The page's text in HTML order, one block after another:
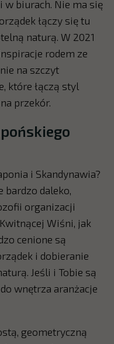
w biurach. Nie ma się
łączy się tu
naturą. W 2021
rodem ze
na szczyt
które łączą styl
przekór.
i Skandynawia?
bardzo daleko,
organizacji
Wiśni, jak
cenione są
i dobieranie
Jeśli i Tobie są
wnętrza aranżacje
geometryczną